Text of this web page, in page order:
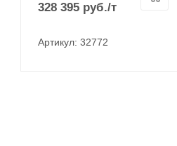
328 395 руб./т
Артикул: 32772